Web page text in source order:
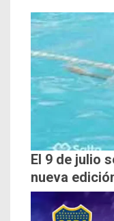
El 9 de julio
nueva